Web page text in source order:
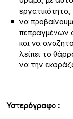
εργατικότητα,
να
πεπραγμένων
και να
λείπει το
να την
Υστερόγραφο :